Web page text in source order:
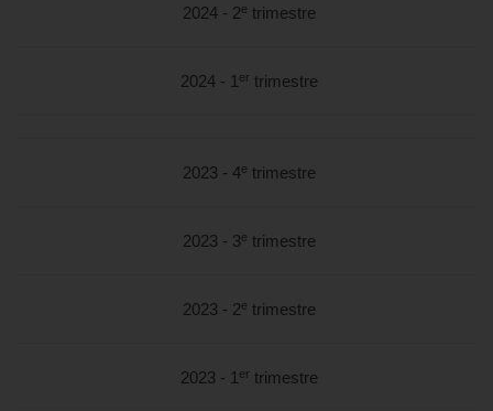
2024 - 2e trimestre
2024 - 1 er trimestre
2023 - 4e trimestre
2023 - 3e trimestre
2023 - 2e trimestre
2023 - 1 er trimestre